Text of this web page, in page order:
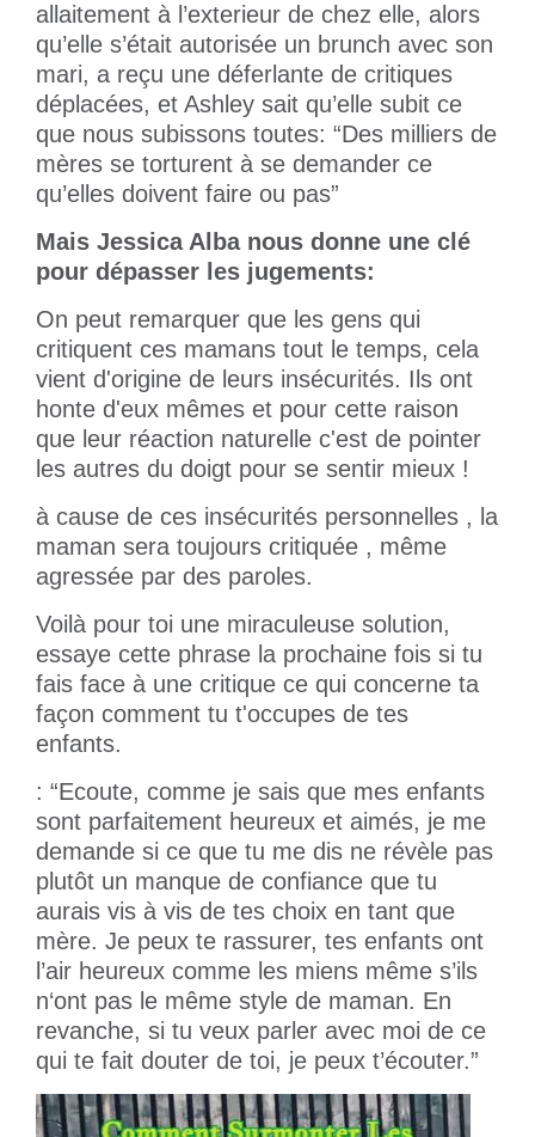
allaitement à l’exterieur de chez elle, alors
qu’elle s’était autorisée un brunch avec son
mari, a reçu une déferlante de critiques
déplacées, et Ashley sait qu’elle subit ce
que nous subissons toutes: “Des milliers de
mères se torturent à se demander ce
qu’elles doivent faire ou pas”
Mais Jessica Alba nous donne une clé
pour dépasser les jugements:
On peut remarquer que les gens qui
critiquent ces mamans tout le temps, cela
vient d'origine de leurs insécurités. Ils ont
honte d'eux mêmes et pour cette raison
que leur réaction naturelle c'est de pointer
les autres du doigt pour se sentir mieux !
à cause de ces insécurités personnelles , la
maman sera toujours critiquée , même
agressée par des paroles.
Voilà pour toi une miraculeuse solution,
essaye cette phrase la prochaine fois si tu
fais face à une critique ce qui concerne ta
façon comment tu t'occupes de tes
enfants.
: “Ecoute, comme je sais que mes enfants
sont parfaitement heureux et aimés, je me
demande si ce que tu me dis ne révèle pas
plutôt un manque de confiance que tu
aurais vis à vis de tes choix en tant que
mère. Je peux te rassurer, tes enfants ont
l’air heureux comme les miens même s’ils
n‘ont pas le même style de maman. En
revanche, si tu veux parler avec moi de ce
qui te fait douter de toi, je peux t’écouter.”